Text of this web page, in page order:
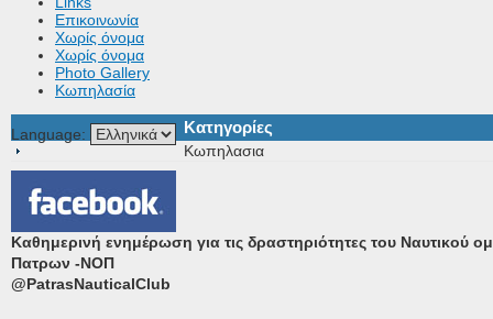
Επικοινωνία
Χωρίς όνομα
Χωρίς όνομα
Photo Gallery
Κωπηλασία
Language: Κατηγορίες
Κωπηλασια
Καθημερινή ενημέρωση για τις δραστηριότητες του
Πατρων -ΝΟΠ
@PatrasNauticalClub